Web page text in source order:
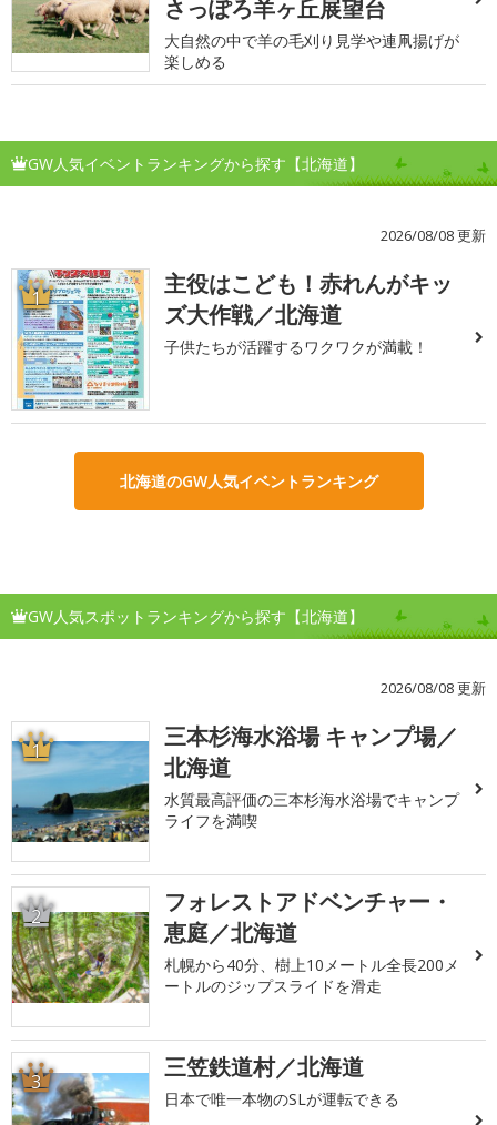
さっぽろ羊ヶ丘展望台
大自然の中で羊の毛刈り見学や連凧揚げが
楽しめる
GW人気イベントランキングから探す【北海道】
2026/08/08 更新
1
主役はこども！赤れんがキッ
ズ大作戦／北海道
子供たちが活躍するワクワクが満載！
北海道のGW人気イベントランキング
GW人気スポットランキングから探す【北海道】
2026/08/08 更新
1
三本杉海水浴場 キャンプ場／
北海道
水質最高評価の三本杉海水浴場でキャンプ
ライフを満喫
2
フォレストアドベンチャー・
恵庭／北海道
札幌から40分、樹上10メートル全長200メ
ートルのジップスライドを滑走
3 三笠鉄道村／北海道
日本で唯一本物のSLが運転できる